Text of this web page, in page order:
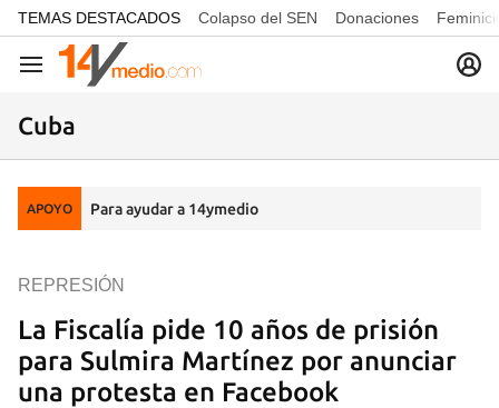
common.go-to-content
TEMAS DESTACADOS Colapso del SEN Donaciones
Navegación
Cuba
APOYO Para ayudar a 14ymedio
La Fiscalía pide 10 años de prisión
para Sulmira Martínez por anunciar
una protesta en Facebook
REPRESIÓN